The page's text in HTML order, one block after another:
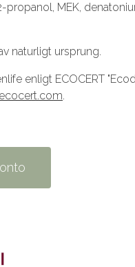
propanol, MEK,
naturligt ursprung.
enligt ECOCERT
.